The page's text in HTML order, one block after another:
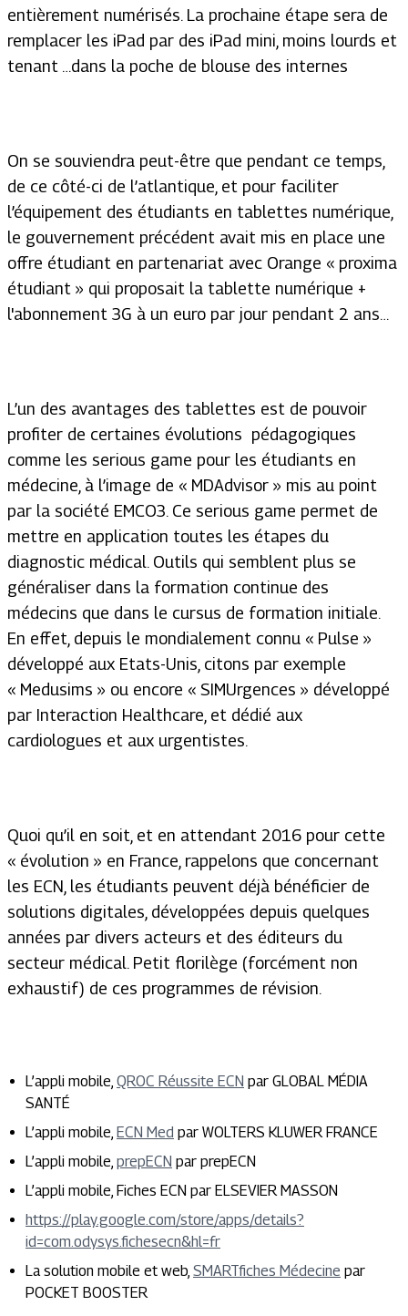
entièrement numérisés. La prochaine étape sera de
remplacer les iPad par des iPad mini, moins lourds et
tenant …dans la poche de blouse des internes
On se souviendra peut-être que pendant ce temps,
de ce côté-ci de l’atlantique, et pour faciliter
l’équipement des étudiants en tablettes numérique,
le gouvernement précédent avait mis en place une
offre étudiant en partenariat avec Orange « proxima
étudiant » qui proposait la tablette numérique +
l'abonnement 3G à un euro par jour pendant 2 ans…
L’un des avantages des tablettes est de pouvoir
profiter de certaines évolutions pédagogiques
comme les serious game pour les étudiants en
médecine, à l’image de « MDAdvisor » mis au point
par la société EMCO3. Ce serious game permet de
mettre en application toutes les étapes du
diagnostic médical. Outils qui semblent plus se
généraliser dans la formation continue des
médecins que dans le cursus de formation initiale.
En effet, depuis le mondialement connu « Pulse »
développé aux Etats-Unis, citons par exemple
« Medusims » ou encore « SIMUrgences » développé
par Interaction Healthcare, et dédié aux
cardiologues et aux urgentistes.
Quoi qu’il en soit, et en attendant 2016 pour cette
« évolution » en France, rappelons que concernant
les ECN, les étudiants peuvent déjà bénéficier de
solutions digitales, développées depuis quelques
années par divers acteurs et des éditeurs du
secteur médical. Petit florilège (forcément non
exhaustif) de ces programmes de révision.
L’appli mobile, QROC Réussite ECN par GLOBAL MÉDIA
SANTÉ
L’appli mobile, ECN Med par WOLTERS KLUWER FRANCE
L’appli mobile, prepECN par prepECN
L’appli mobile, Fiches ECN par ELSEVIER MASSON
https://play.google.com/store/apps/details?
id=com.odysys.fichesecn&hl=fr
La solution mobile et web, SMARTfiches Médecine par
POCKET BOOSTER